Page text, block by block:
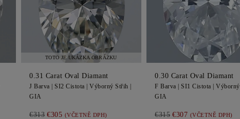
TOTO JE UKÁZKA OBRÁZKU
0.31 Carat Oval Diamant
J Barva | SI2 Cistota | Výborný Střih |
GIA
€313 €305 (VČETNĚ DPH)
0.30 Carat Oval Diamant
F Barva | SI1 Cistota | Výborný
GIA
€315 €307 (VČETNĚ DPH)